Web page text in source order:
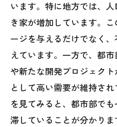
います。特に地方では、
き家が増加しています。
ージを与えるだけでなく
えています。一方で、都
や新たな開発プロジェク
として高い需要が維持さ
を見てみると、都市部で
滞していることが分かり